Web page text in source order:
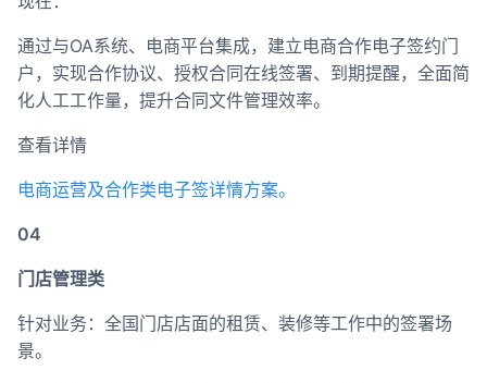
通过与OA系统、电商平台集成，建立电商合作电子签约门
户，实现合作协议、授权合同在线签署、到期提醒，全面简
化人工工作量，提升合同文件管理效率。
查看详情
电商运营及合作类电子签详情方案。
04
门店管理类
针对业务：全国门店店面的租赁、装修等工作中的签署场
景。